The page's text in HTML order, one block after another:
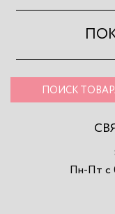
Пн-Пт с